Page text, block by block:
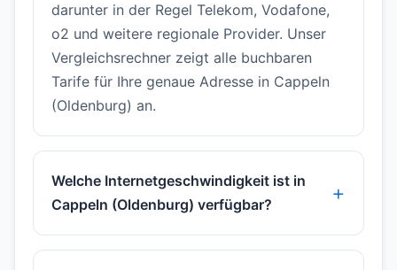
darunter in der Regel Telekom, Vodafone,
o2 und weitere regionale Provider. Unser
Vergleichsrechner zeigt alle buchbaren
Tarife für Ihre genaue Adresse in Cappeln
(Oldenburg) an.
Welche Internetgeschwindigkeit ist in
Cappeln (Oldenburg) verfügbar?